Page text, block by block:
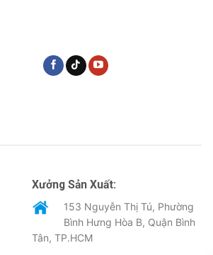
Xưởng Sản Xuất:
153 Nguyễn Thị Tú, Phường
Bình Hưng Hòa B, Quận Bình
Tân, TP.HCM